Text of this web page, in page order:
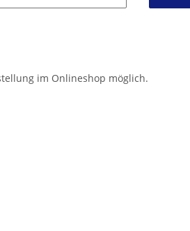
im Onlineshop möglich.